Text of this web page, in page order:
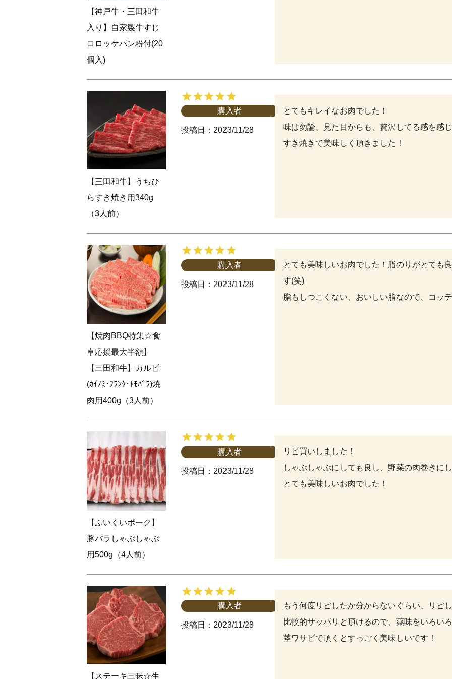
【神戸牛・三田和牛
入り】自家製牛すじ
コロッケパン粉付(20
個入)
【三田和牛】うちひ
らすき焼き用340g
（3人前）
購入者
投稿日 2023/11/28
とてもキレイなお肉でした！
味は勿論、見た目からも、贅沢してる感を感
【焼肉BBQ特集☆食
卓応援最大半額】
【三田和牛】カルビ
(ｶｲﾉﾐ･ﾌﾗﾝｸ･ﾄﾓﾊﾞﾗ)焼
肉用400g（3人前）
購入者
投稿日 2023/11/28
とても美味しいお肉でした！脂のりがとても
す(笑)
脂もしつこくない、おいしい脂なので、コッ
【ふいくいポーク】
豚バラしゃぶしゃぶ
用500g（4人前）
購入者
投稿日 2023/11/28
リピ買いしました！
しゃぶしゃぶにしても良し、野菜の肉巻きに
とても美味しいお肉でした！
【ステーキ三昧☆生
購入者
投稿日 2023/11/28
もう何度リピしたか分からないぐらい、リピ
比較的サッパリと頂けるので、薬味をいろい
茎ワサビで頂くとすっごく美味しいです！